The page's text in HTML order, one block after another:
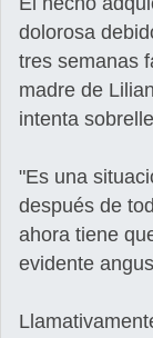
dolorosa
tres semanas
madre de
intenta
"Es una
después de
ahora tiene
evidente